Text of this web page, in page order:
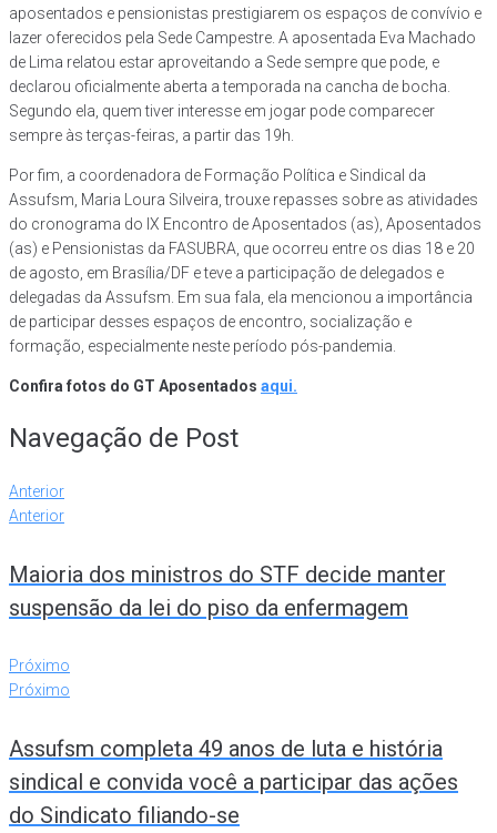
aposentados e pensionistas prestigiarem os espaços de convívio e
lazer oferecidos pela Sede Campestre. A aposentada Eva Machado
de Lima relatou estar aproveitando a Sede sempre que pode, e
declarou oficialmente aberta a temporada na cancha de bocha.
Segundo ela, quem tiver interesse em jogar pode comparecer
sempre às terças-feiras, a partir das 19h.
Por fim, a coordenadora de Formação Política e Sindical da
Assufsm, Maria Loura Silveira, trouxe repasses sobre as atividades
do cronograma do IX Encontro de Aposentados (as), Aposentados
(as) e Pensionistas da FASUBRA, que ocorreu entre os dias 18 e 20
de agosto, em Brasília/DF e teve a participação de delegados e
delegadas da Assufsm. Em sua fala, ela mencionou a importância
de participar desses espaços de encontro, socialização e
formação, especialmente neste período pós-pandemia.
Confira fotos do GT Aposentados aqui.
Navegação de Post
Anterior
Anterior
Maioria dos ministros do STF decide manter
suspensão da lei do piso da enfermagem
Próximo
Próximo
Assufsm completa 49 anos de luta e história
sindical e convida você a participar das ações
do Sindicato filiando-se